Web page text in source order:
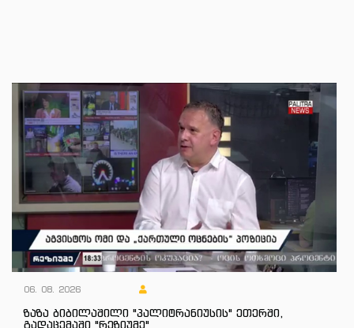
06. 08. 2026
ზაზა ბიბილაშილი "პალიტრანიუსის" ეთერში,
გადაცემაში "რეზიუმე"